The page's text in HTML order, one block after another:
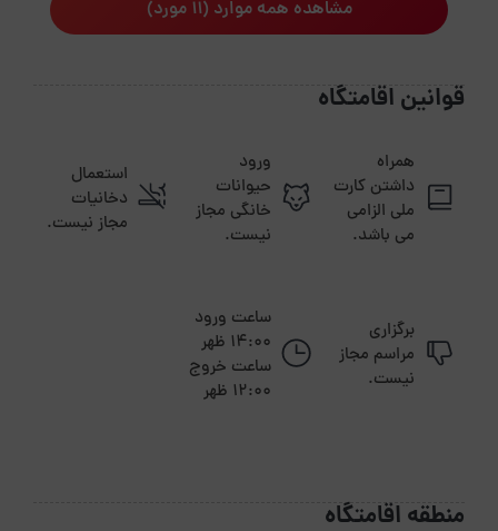
مشاهده همه موارد (11 مورد)
قوانین اقامتگاه
همراه
داشتن کارت
ملی الزامی
می باشد.
ورود
حیوانات
خانگی مجاز
نیست.
استعمال
دخانیات
مجاز نیست.
برگزاری
مراسم مجاز
نیست.
ساعت ورود
14:00 ظهر
ساعت خروج
12:00 ظهر
منطقه اقامتگاه